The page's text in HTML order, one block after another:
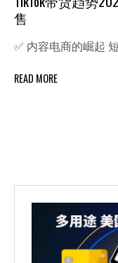
售
✅ 内容电商的崛起
READ MORE